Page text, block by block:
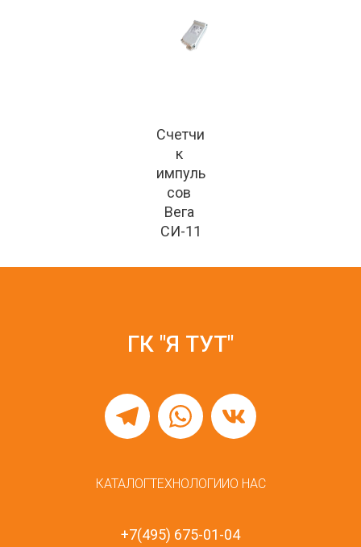
Счетчи
к
импуль
сов
Вега
СИ-11
ГК "Я ТУТ"
КАТАЛОГТЕХНОЛОГИИО НАС
+7(495) 675-01-04